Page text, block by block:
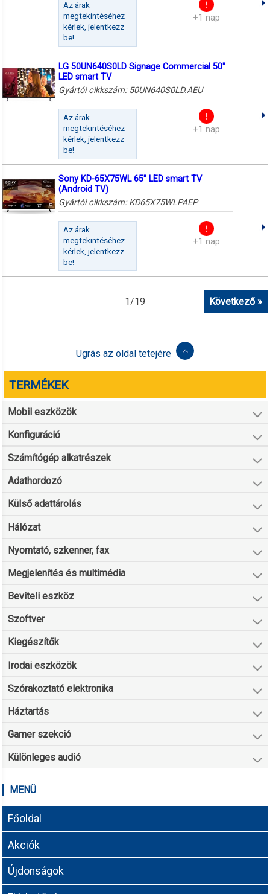
Az árak
megtekintéséhez
kérlek, jelentkezz
be!
+1 nap
LG 50UN640S0LD Signage Commercial 50"
LED smart TV
Gyártói cikkszám: 50UN640S0LD.AEU
Az árak
megtekintéséhez
kérlek, jelentkezz
be!
+1 nap
Sony KD-65X75WL 65" LED smart TV
(Android TV)
Gyártói cikkszám: KD65X75WLPAEP
Az árak
megtekintéséhez
kérlek, jelentkezz
be!
+1 nap
1/19 Következő »
Ugrás az oldal tetejére
TERMÉKEK
Mobil eszközök
Konfiguráció
Számítógép alkatrészek
Adathordozó
Külső adattárolás
Hálózat
Nyomtató, szkenner, fax
Megjelenítés és multimédia
Beviteli eszköz
Szoftver
Kiegészítők
Irodai eszközök
Szórakoztató elektronika
Háztartás
Gamer szekció
Különleges audió
MENÜ
Főoldal
Akciók
Újdonságok